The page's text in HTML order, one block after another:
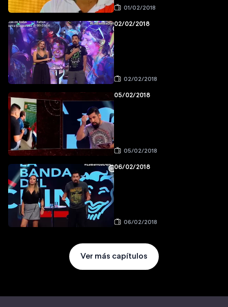
01/02/2018
02/02/2018
02/02/2018
05/02/2018
05/02/2018
06/02/2018
06/02/2018
Ver más capítulos